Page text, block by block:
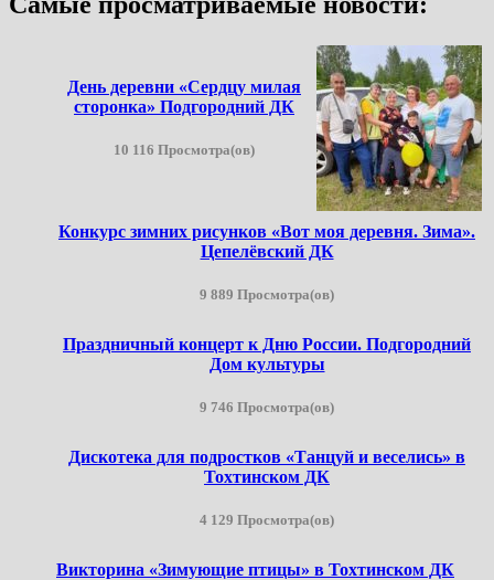
День деревни «Сердцу милая
сторонка» Подгородний ДК
10 116 Просмотра(ов)
Конкурс зимних рисунков «Вот моя деревня. Зима».
Цепелёвский ДК
9 889 Просмотра(ов)
Праздничный концерт к Дню России. Подгородний
Дом культуры
9 746 Просмотра(ов)
Дискотека для подростков «Танцуй и веселись» в
Тохтинском ДК
4 129 Просмотра(ов)
Викторина «Зимующие птицы» в Тохтинском ДК